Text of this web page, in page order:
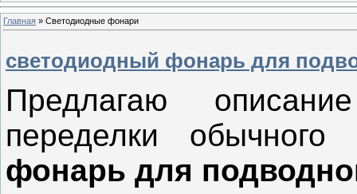
Главная » Светодиодные фонари
светодиодный фонарь для
Предлагаю
переделки
фонарь для